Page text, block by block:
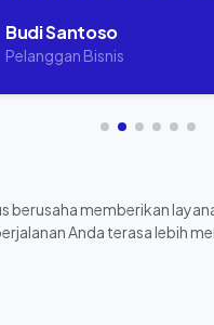
Budi Santoso
Pelanggan Bisnis
berusaha memberikan
Anda terasa lebih